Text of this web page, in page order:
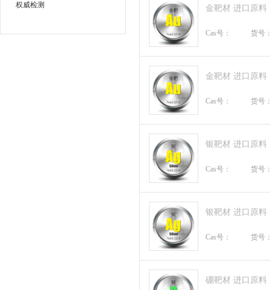
权威检测 金靶材 进口原料
Cas号： 货号
金靶材 进口原料
Cas号： 货号
银靶材 进口原料
Cas号： 货号
银靶材 进口原料
Cas号： 货号
硼靶材 进口原料